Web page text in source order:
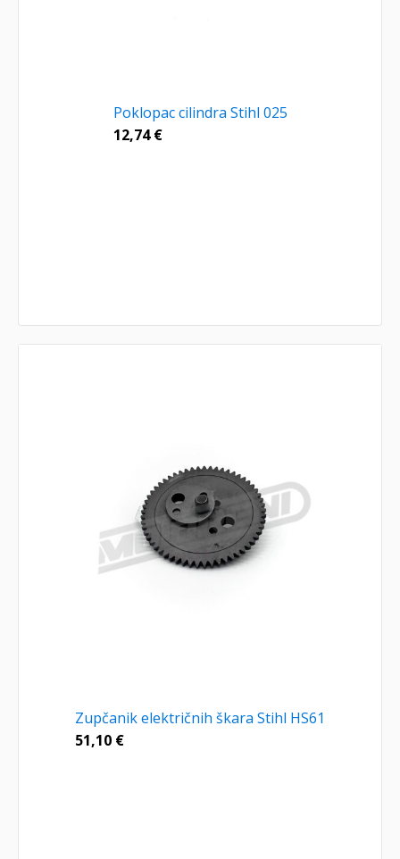
Poklopac cilindra Stihl 025
12,74€
Zupčanik električnih škara Stihl HS61
51,10 €